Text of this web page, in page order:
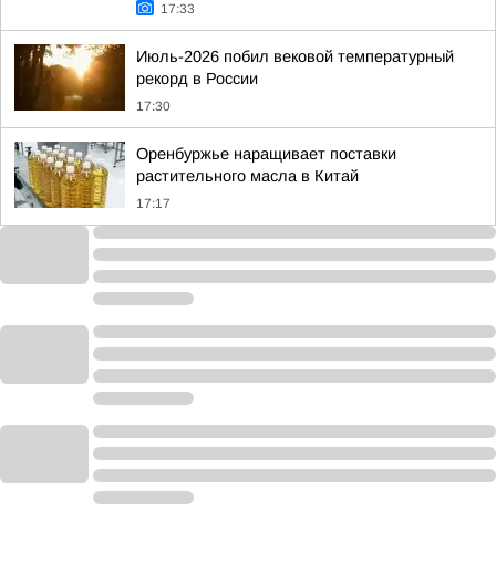
17:33
Июль-2026 побил вековой температурный
рекорд в России
17:30
Оренбуржье наращивает поставки
растительного масла в Китай
17:17